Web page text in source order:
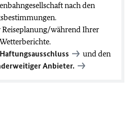
nach den
Reiseplanung/während Ihrer
Haftungsausschluss
und den
Anbieter.